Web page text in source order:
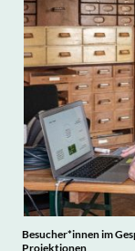
Besucher*innen im
Projektionen